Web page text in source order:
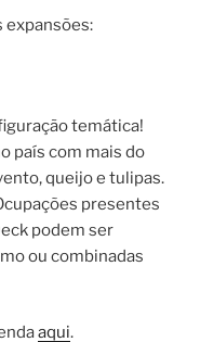
expansões:
temática!
país com mais do
queijo e tulipas.
presentes
podem ser
ou combinadas
aqui.